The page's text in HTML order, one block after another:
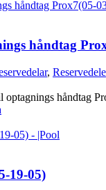
håndtag
, Reservedele
optagnings håndtag
19-05)